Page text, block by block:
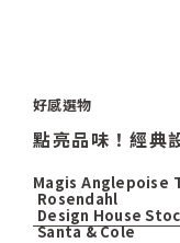
好感選物
點亮品味！經典
Magis Anglepoise
Rosendahl
Design House
Santa & Cole